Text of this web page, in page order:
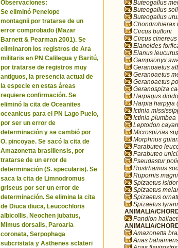
Observaciones:
Se eliminó Penelope
montagnii por tratarse de un
error comprobado (Mazar
Barnett & Pearman 2001). Se
eliminaron los registros de Ara
militaris en PN Calilegua y Baritú,
por tratarse de registros muy
antiguos, la presencia actual de
la especie en estas áreas
requiere confirmación. Se
eliminó la cita de Oceanites
oceanicus para el PN Lago Puelo,
por ser un error de
determinación y se cambió por
O. pincoyae. Se sacó la cita de
Amazonetta brasiliensis, por
tratarse de un error de
determinación (S. specularis). Se
saca la cita de Limnodromus
griseus por ser un error de
determinación. Se elimina la cita
de Diuca diuca, Leucochloris
albicollis, Neochen jubatus,
Mimus dorsalis, Paroaria
coronata, Serpophaga
subcristata y Asthenes sclateri
Buteogallus
Buteogallus
Buteogallus
Chondrohierax
Circus buffoni
Circus cinereus
Elanoides
Elanus leucurus
Gampsonyx
Geranoaetus
Geranoaetus
Geranoaetus
Geranospiza
Harpagus
Harpia harpyja
Ictinia
Ictinia plumbea
Leptodon
Microspizias
Morphnus
Parabuteo
Parabuteo
Pseudastur
Rostrhamus
Rupornis
Spizaetus
Spizaetus
Spizaetus
Spizaetus
ANIMALIA/
Pandion
ANIMALIA/
Amazonetta
Anas